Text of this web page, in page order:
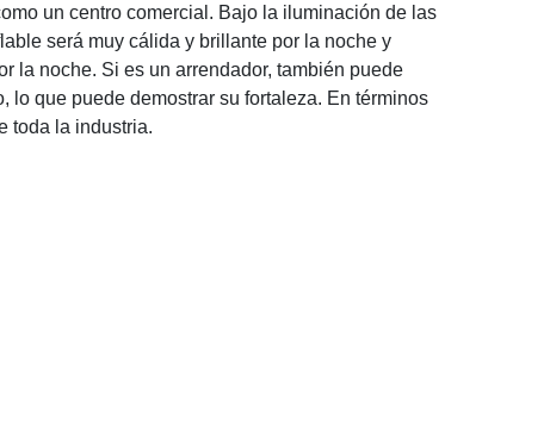
un centro comercial. Bajo la iluminación de las
será muy cálida y brillante por la noche y
la noche. Si es un arrendador, también puede
lo que puede demostrar su fortaleza. En términos
toda la industria.